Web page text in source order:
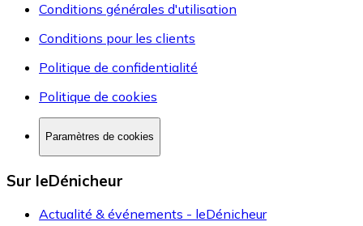
Conditions générales d'utilisation
Conditions pour les clients
Politique de confidentialité
Politique de cookies
Paramètres de cookies
Sur leDénicheur
Actualité & événements - leDénicheur